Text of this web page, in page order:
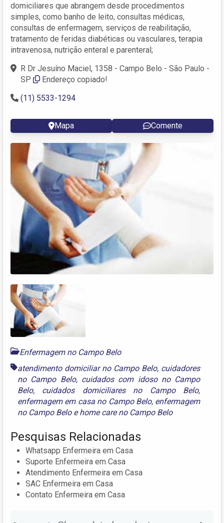
domiciliares que abrangem desde procedimentos
simples, como banho de leito, consultas médicas,
consultas de enfermagem, serviços de reabilitação,
tratamento de feridas diabéticas ou vasculares, terapia
intravenosa, nutrição enteral e parenteral;
R Dr Jesuíno Maciel, 1358 - Campo Belo - São Paulo -
SP
Endereço copiado!
(11) 5533-1294
Mapa Comente
Enfermagem no Campo Belo
atendimento domiciliar no Campo Belo, cuidadores
no Campo Belo, cuidados com idoso no Campo
Belo, cuidados domiciliares no Campo Belo,
enfermagem em casa no Campo Belo, enfermagem
no Campo Beloehome care no Campo Belo
Pesquisas Relacionadas
Whatsapp Enfermeira em Casa
Suporte Enfermeira em Casa
Atendimento Enfermeira em Casa
SAC Enfermeira em Casa
Contato Enfermeira em Casa